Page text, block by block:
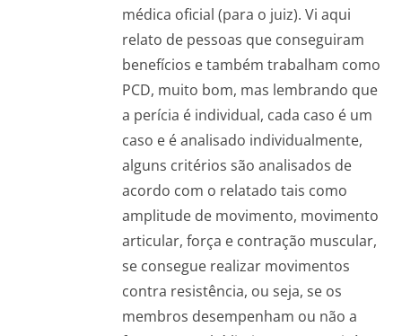
médica oficial (para o juiz). Vi aqui
relato de pessoas que conseguiram
benefícios e também trabalham como
PCD, muito bom, mas lembrando que
a perícia é individual, cada caso é um
caso e é analisado individualmente,
alguns critérios são analisados de
acordo com o relatado tais como
amplitude de movimento, movimento
articular, força e contração muscular,
se consegue realizar movimentos
contra resistência, ou seja, se os
membros desempenham ou não a